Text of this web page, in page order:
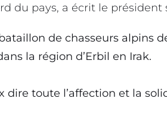
du pays, a écrit le président
de chasseurs alpins
la région d’Erbil en Irak.
dire toute l’affection et la